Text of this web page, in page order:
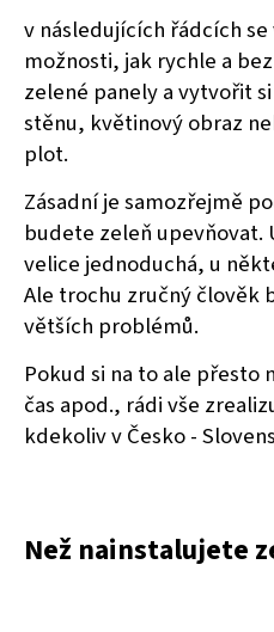
v následujících řádcích
možnosti, jak rychle a
zelené panely a vytvořit
stěnu, květinový obraz
plot.
Zásadní je samozřejmě
budete zeleň upevňovat.
velice jednoduchá, u
Ale trochu zručný člověk
větších problémů.
Pokud si na to ale
čas apod., rádi vše
kdekoliv v Česko -
Než nainstalujete